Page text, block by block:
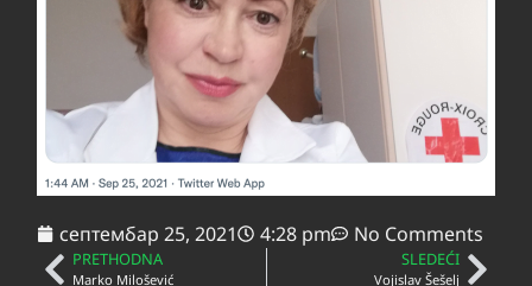
септембар 25, 2021 4:28 pm No Comments
PRETHODNA
Marko Milošević
SLEDEĆI
Vojislav Šešelj